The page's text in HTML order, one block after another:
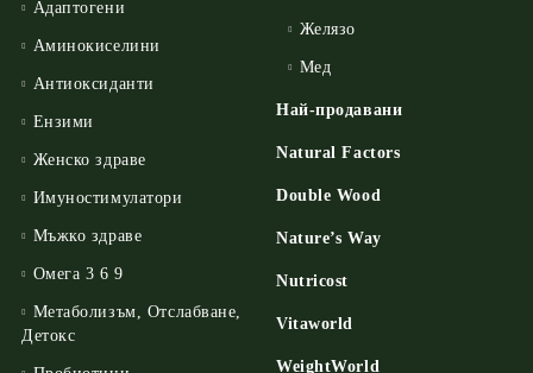
Адаптогени
Аминокиселини
Антиоксиданти
Ензими
Женско здраве
Имуностимулатори
Мъжко здраве
Омега 3 6 9
Метаболизъм, Отслабване,
Детокс
Желязо
Мед
Най-продавани
Natural Factors
Double Wood
Nature’s Way
Nutricost
Vitaworld
WeightWorld